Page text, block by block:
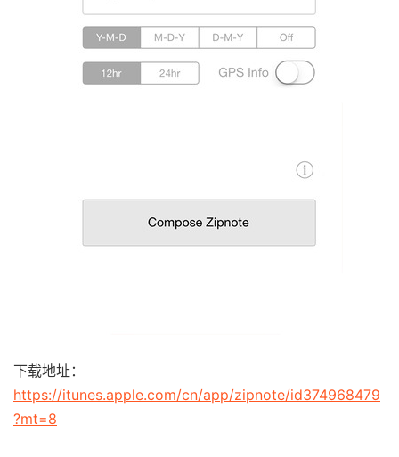
下载地址：
https://itunes.apple.com/cn/app/zipnote/id374968479
?mt=8